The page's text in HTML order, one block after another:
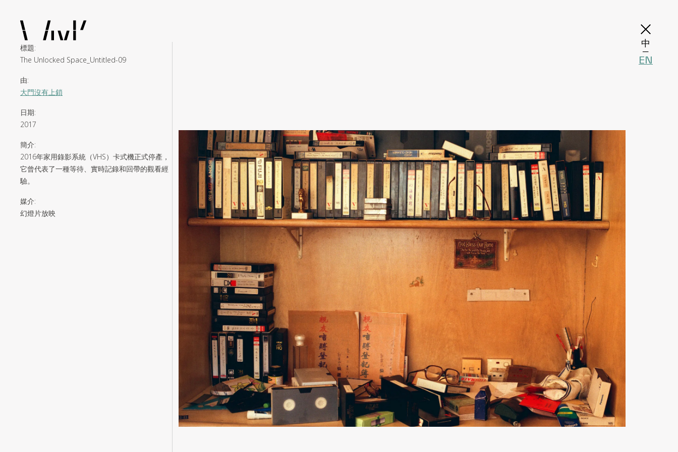
標題:
The Unlocked Space_Untitled-09
由:
大門沒有上鎖
日期:
2017
簡介:
2016年家用錄影系統（VHS）卡式機正式停產，
它曾代表了一種等待、實時記錄和回帶的觀看經
驗。
媒介:
幻燈片放映
中
─
EN